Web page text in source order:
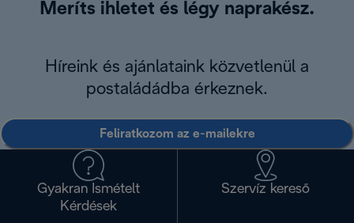
Meríts ihletet és légy naprakész.
Híreink és ajánlataink közvetlenül a
postaládádba érkeznek.
Feliratkozom az e-mailekre
Gyakran Ismételt
Kérdések
Szervíz kereső